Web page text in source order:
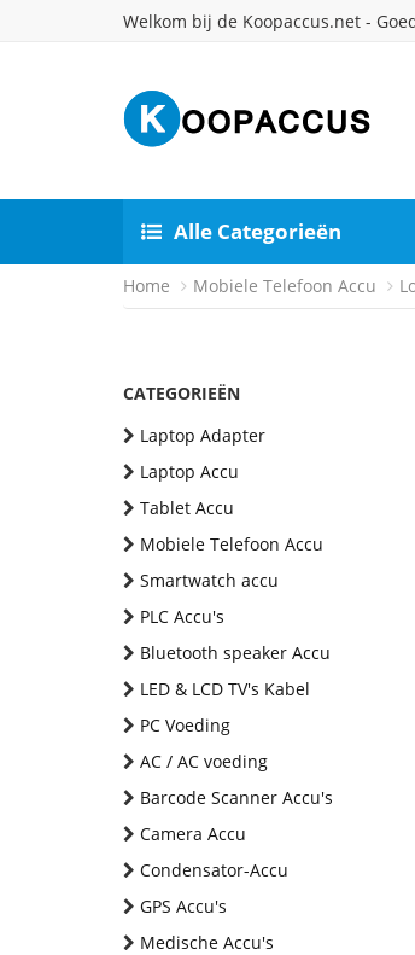
Welkom bij de Koopaccus.net -
Alle Categorieën
Home Mobiele Telefoon Accu
CATEGORIEËN
Laptop Adapter
Laptop Accu
Tablet Accu
Mobiele Telefoon Accu
Smartwatch accu
PLC Accu's
Bluetooth speaker Accu
LED & LCD TV's Kabel
PC Voeding
AC / AC voeding
Barcode Scanner Accu's
Camera Accu
Condensator-Accu
GPS Accu's
Medische Accu's